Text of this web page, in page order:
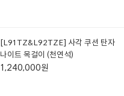
[L91TZ&L92TZE] 사각 쿠션 탄자
나이트 목걸이 (천연석)
1,240,000원